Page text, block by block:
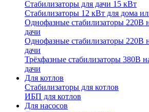
Стабилизаторы для дачи 15 кВт
Стабилизаторы 12 кВт для дома
Однофазные стабилизаторы 220В
дачи
Однофазные стабилизаторы 220В
дачи
Трёхфазные стабилизаторы 380В
дачи
Для котлов
Стабилизаторы для котлов
ИБП для котлов
Для насосов